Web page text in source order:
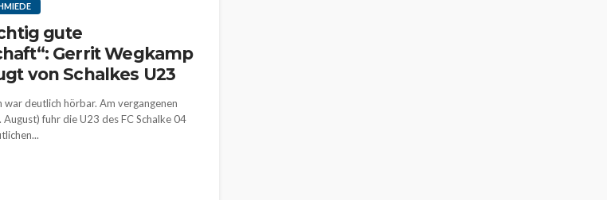
gute
Gerrit Wegkamp
von Schalkes U23
war deutlich hörbar. Am vergangenen
fuhr die U23 des FC Schalke 04